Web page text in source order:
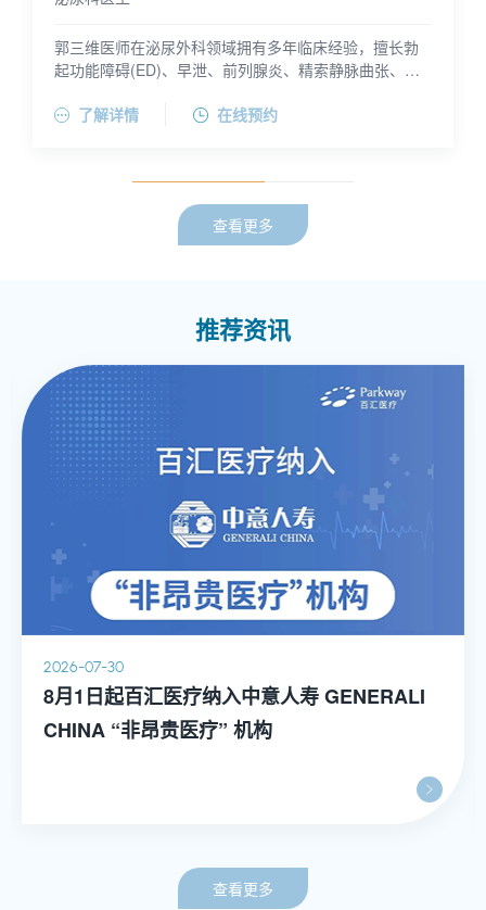
郭三维医师在泌尿外科领域拥有多年临床经验，擅长勃
起功能障碍(ED)、早泄、前列腺炎、精索静脉曲张、男
泌尿系结石、阴茎硬结症、阴茎弯曲等疾病的诊治。此
疗，PSA异常与前列腺穿刺的精准诊断。郭医师对勃起
功能障碍(ED)的规范化分级诊治有较深造诣，并负责男
科实验室/男性健康评估中心的工作和运营。
别取得医学博士学位，获得2011-2012年度瑞士联邦奖
有者。他现任上海市第一人民医院泌尿中心男科副主任
医师，曾任同济大学附属上海市第十人民医院泌尿科副
主任医师。郭医师在Journal of Endourology，Lasers in
Medical Science等主流期刊发表SCI论文多篇，并在
发言。此外，他还担任中国人体健康科技促进会男科学
专委会秘书长，上海市社会医疗机构协会泌尿外科专委
会秘书长，以及上海市男科学会青年委员会前副主任委
员。
了解详情 在线预约
查看更多
推荐资讯
2026-07-30
8月1日起百汇医疗纳入中意人寿 GENERALI
CHINA “非昂贵医疗” 机构
查看更多